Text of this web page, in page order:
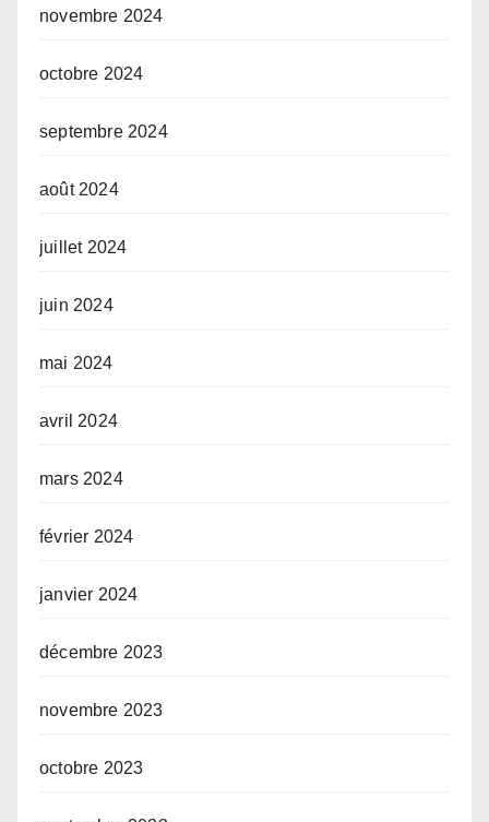
novembre 2024
octobre 2024
septembre 2024
août 2024
juillet 2024
juin 2024
mai 2024
avril 2024
mars 2024
février 2024
janvier 2024
décembre 2023
novembre 2023
octobre 2023